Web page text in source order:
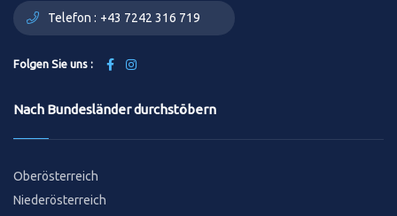
Telefon : +43 7242 316 719
Folgen Sie uns :
Nach Bundesländer durchstöbern
Oberösterreich
Niederösterreich